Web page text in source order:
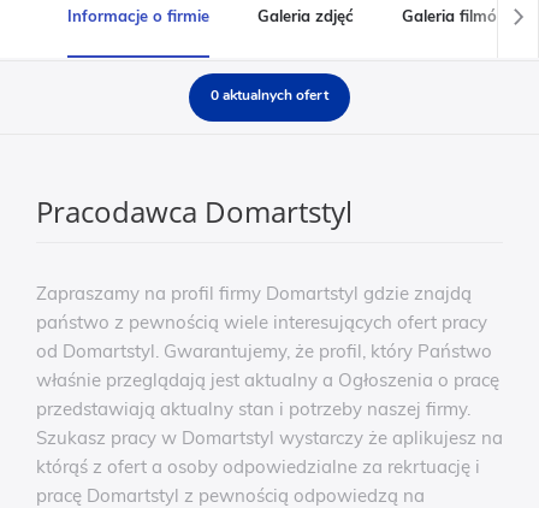
Informacje o firmie Galeria zdjęć Galeria filmów
0 aktualnych ofert
Pracodawca Domartstyl
Zapraszamy na profil firmy Domartstyl gdzie znajdą
państwo z pewnością wiele interesujących ofert pracy
od Domartstyl. Gwarantujemy, że profil, który Państwo
właśnie przeglądają jest aktualny a Ogłoszenia o pracę
przedstawiają aktualny stan i potrzeby naszej firmy.
Szukasz pracy w Domartstyl wystarczy że aplikujesz na
którąś z ofert a osoby odpowiedzialne za rekrtuację i
pracę Domartstyl z pewnością odpowiedzą na